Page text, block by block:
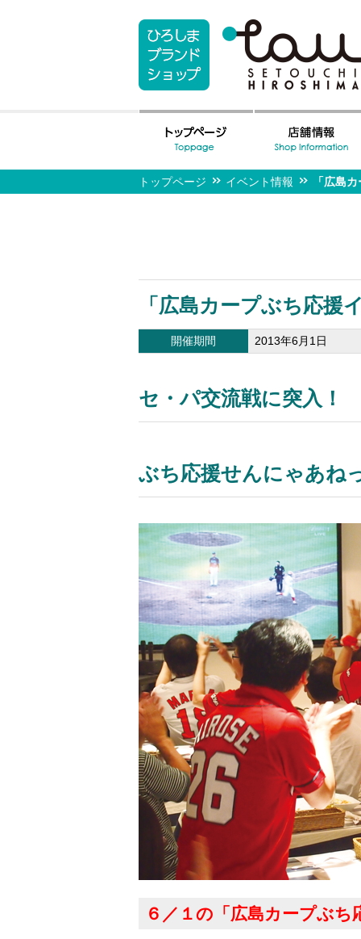
トップページ イベント情報 「広島
「広島カープぶち応援
開催期間 2013年6月1日
セ・パ交流戦に突入！
ぶち応援せんにゃあね
６／１の「広島カープぶ